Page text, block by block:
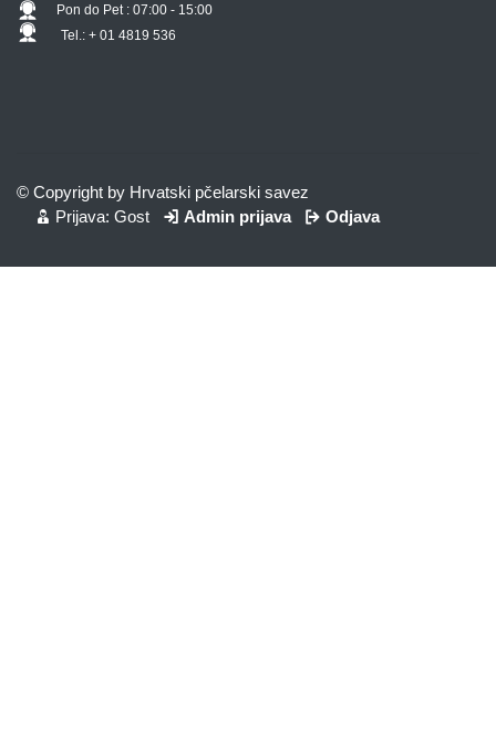
Pon do Pet : 07:00 - 15:00
Tel.: + 01 4819 536
© Copyright by Hrvatski pčelarski savez
Prijava: Gost
Admin prijava Odjava